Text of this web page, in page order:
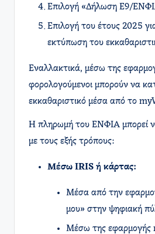
Επιλογή «Δήλωση Ε9/
Επιλογή του έτους 2025
εκτύπωση του
Εναλλακτικά, μέσω της
φορολογούμενοι μπορούν να
εκκαθαριστικό μέσα από το
Η πληρωμή του ΕΝΦΙΑ μπορεί
με τους εξής τρόπους:​
Μέσω IRIS ή κάρτας:
Μέσα από την
μου» στην ψηφιακή
Μέσω της εφαρμογής